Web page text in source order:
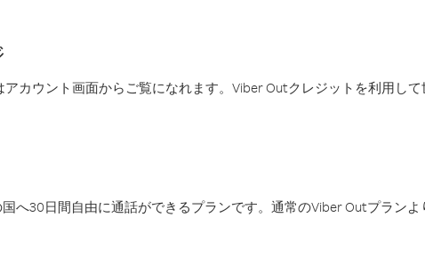
カウント画面からご覧になれます。Viber Outクレジットを利用し
へ30日間自由に通話ができるプランです。通常のViber Outプラン